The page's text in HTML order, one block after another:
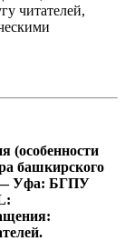
читателей,
(особенности
башкирского
— Уфа: БГПУ